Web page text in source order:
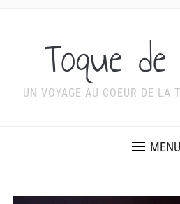
Toque
UN VOYAGE AU COEUR DE LA
MENU